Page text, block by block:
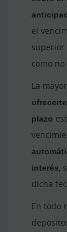
el
superior
como
La
plazo
interés,
dicha
En todo